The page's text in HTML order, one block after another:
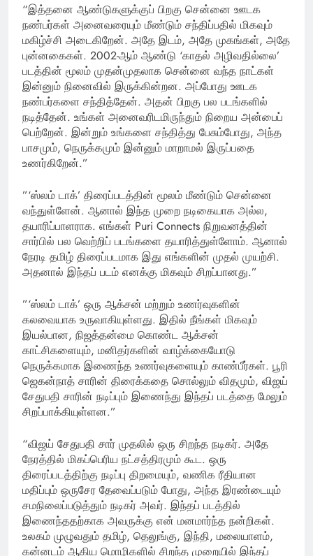
“இத்தனை ஆண்டுகளுக்குப் பிறகு சென்னை ஊடக
நண்பர்கள் அனைவரையும் மீண்டும் சந்திப்பதில் மிகவும்
மகிழ்ச்சி அடைகிறேன். அதே இடம், அதே முகங்கள், அதே
புன்னகைகள். 2002-ஆம் ஆண்டு ‘காதல் அழிவதில்லை’
படத்தின் மூலம் முதன்முதலாக சென்னை வந்த நாட்கள்
இன்னும் நினைவில் இருக்கின்றன. அப்போது ஊடக
நண்பர்களை சந்தித்தேன். அதன் பிறகு பல படங்களில்
நடித்தேன். உங்கள் அனைவரிடமிருந்தும் நிறைய அன்பைப்
பெற்றேன். இன்றும் உங்களை சந்தித்து பேசும்போது, அந்த
பாசமும், நெருக்கமும் இன்னும் மாறாமல் இருப்பதை
உணர்கிறேன்.”
”‘ஸ்லம் டாக்’ திரைப்படத்தின் மூலம் மீண்டும் சென்னை
வந்துள்ளேன். ஆனால் இந்த முறை நடிகையாக அல்ல,
தயாரிப்பாளராக. எங்கள் Puri Connects நிறுவனத்தின்
சார்பில் பல வெற்றிப் படங்களை தயாரித்துள்ளோம். ஆனால்
நேரடி தமிழ் திரைப்படமாக இது எங்களின் முதல் முயற்சி.
அதனால் இந்தப் படம் எனக்கு மிகவும் சிறப்பானது.”
”‘ஸ்லம் டாக்’ ஒரு ஆக்சன் மற்றும் உணர்வுகளின்
கலவையாக உருவாகியுள்ளது. இதில் நீங்கள் மிகவும்
இயல்பான, நிஜத்தன்மை கொண்ட ஆக்சன்
காட்சிகளையும், மனிதர்களின் வாழ்க்கையோடு
நெருக்கமாக இணைந்த உணர்வுகளையும் காண்பீர்கள். பூரி
ஜெகன்நாத் சாரின் திரைக்கதை சொல்லும் விதமும், விஜய்
சேதுபதி சாரின் நடிப்பும் இணைந்து இந்தப் படத்தை மேலும்
சிறப்பாக்கியுள்ளன.”
“விஜய் சேதுபதி சார் முதலில் ஒரு சிறந்த நடிகர். அதே
நேரத்தில் மிகப்பெரிய நட்சத்திரமும் கூட. ஒரு
திரைப்படத்திற்கு நடிப்பு திறமையும், வணிக ரீதியான
மதிப்பும் ஒருசேர தேவைப்படும் போது, அந்த இரண்டையும்
சமநிலைப்படுத்தும் நடிகர் அவர். இந்தப் படத்தில்
இணைந்ததற்காக அவருக்கு என் மனமார்ந்த நன்றிகள்.
உலகம் முழுவதும் தமிழ், தெலுங்கு, இந்தி, மலையாளம்,
கன்னடம் ஆகிய மொழிகளில் சிறந்த முறையில் இந்தப்